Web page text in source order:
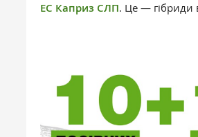
ЕС Каприз СЛП. Це — гібриди